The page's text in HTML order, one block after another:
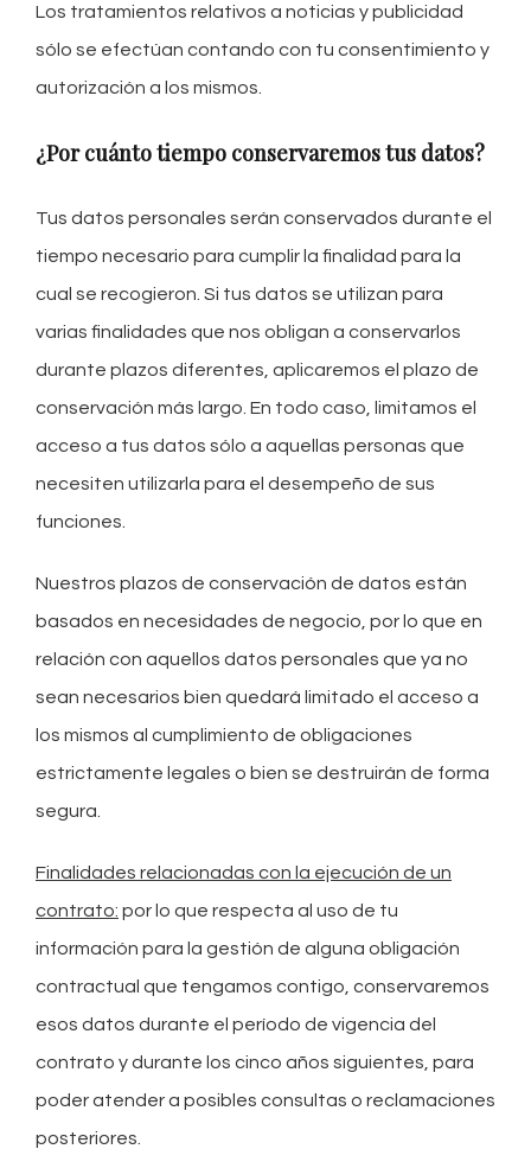
Los tratamientos relativos a noticias y publicidad
sólo se efectúan contando con tu consentimiento y
autorización a los mismos.
¿Por cuánto tiempo conservaremos tus datos?
Tus datos personales serán conservados durante el
tiempo necesario para cumplir la finalidad para la
cual se recogieron. Si tus datos se utilizan para
varias finalidades que nos obligan a conservarlos
durante plazos diferentes, aplicaremos el plazo de
conservación más largo. En todo caso, limitamos el
acceso a tus datos sólo a aquellas personas que
necesiten utilizarla para el desempeño de sus
funciones.
Nuestros plazos de conservación de datos están
basados en necesidades de negocio, por lo que en
relación con aquellos datos personales que ya no
sean necesarios bien quedará limitado el acceso a
los mismos al cumplimiento de obligaciones
estrictamente legales o bien se destruirán de forma
segura.
Finalidades relacionadas con la ejecución de un
contrato: por lo que respecta al uso de tu
información para la gestión de alguna obligación
contractual que tengamos contigo, conservaremos
esos datos durante el período de vigencia del
contrato y durante los cinco años siguientes, para
poder atender a posibles consultas o reclamaciones
posteriores.